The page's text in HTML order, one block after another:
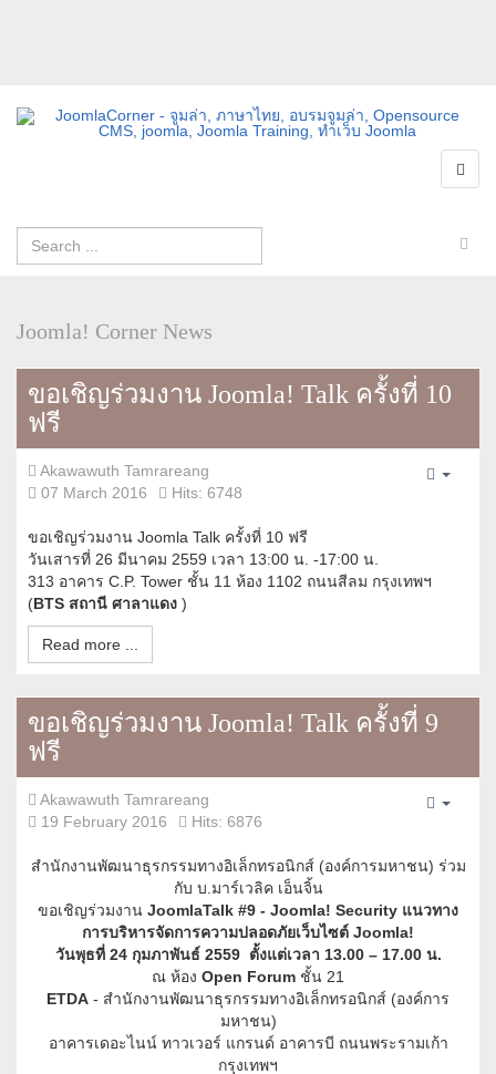
Joomla! Corner News
ขอเชิญร่วมงาน Joomla! Talk ครั้งที่ 10
ฟรี
Akawawuth Tamrareang
07 March 2016
Hits: 6748
ขอเชิญร่วมงาน Joomla Talk ครั้งที่ 10 ฟรี
วันเสารที่ 26 มีนาคม 2559 เวลา 13:00 น. -17:00 น.
313 อาคาร C.P. Tower ชั้น 11 ห้อง 1102 ถนนสีลม กรุงเทพฯ
(BTS สถานี ศาลาแดง )
Read more ...
ขอเชิญร่วมงาน Joomla! Talk ครั้งที่ 9
ฟรี
Akawawuth Tamrareang
19 February 2016
Hits: 6876
สำนักงานพัฒนาธุรกรรมทางอิเล็กทรอนิกส์ (องค์การมหาชน) ร่วม
กับ บ.มาร์เวลิค เอ็นจิ้น
ขอเชิญร่วมงาน JoomlaTalk #9 - Joomla! Security แนวทาง
การบริหารจัดการความปลอดภัยเว็บไซต์ Joomla!
วันพุธที่ 24 กุมภาพันธ์ 2559 ตั้งแต่เวลา 13.00 – 17.00 น.
ณ ห้อง Open Forum ชั้น 21
ETDA - สำนักงานพัฒนาธุรกรรมทางอิเล็กทรอนิกส์ (องค์การ
มหาชน)
อาคารเดอะไนน์ ทาวเวอร์ แกรนด์ อาคารบี ถนนพระรามเก้า
กรุงเทพฯ